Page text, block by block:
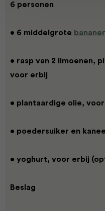
6 personen
• 6 middelgrote
• rasp van 2 limoenen,
voor erbij
• plantaardige olie,
• poedersuiker en kaneel
• yoghurt, voor erbij
Beslag